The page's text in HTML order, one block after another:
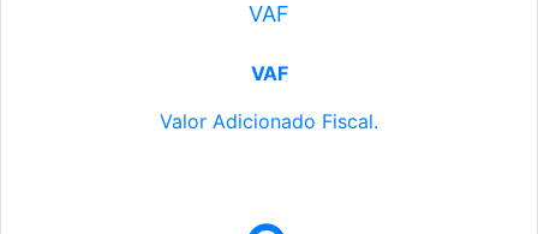
VAF
VAF
Valor Adicionado Fiscal.